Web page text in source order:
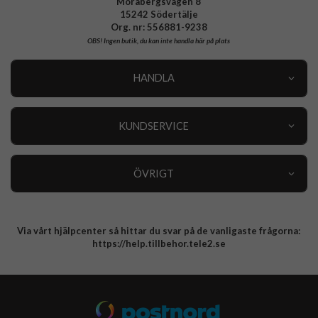
15242 Södertälje
Org. nr: 556881-9238
OBS!Ingen butik, du kan inte handla här på plats
HANDLA
KUNDSERVICE
ÖVRIGT
Integritetspolicy
Via vårt hjälpcenter så hittar du svar på de vanligaste frågorna:
https://help.tillbehor.tele2.se